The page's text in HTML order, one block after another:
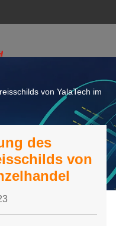
von YalaTech im
des
von